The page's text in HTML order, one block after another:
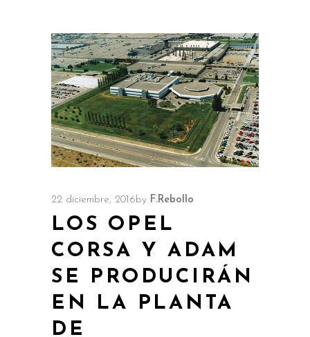
22 diciembre, 2016by F.Rebollo
LOS OPEL
CORSA Y ADAM
SE PRODUCIRÁN
EN LA PLANTA
DE